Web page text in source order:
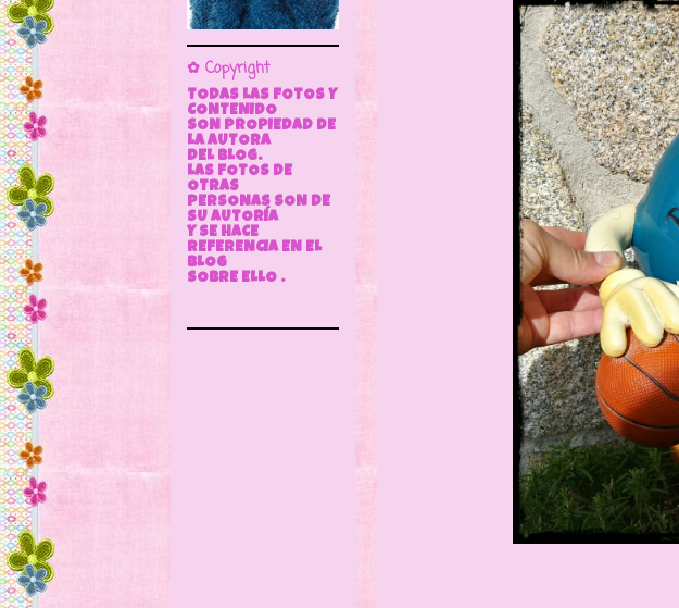
✿ Copyright
TODAS LAS FOTOS Y
CONTENIDO
SON PROPIEDAD DE
LA AUTORA
DEL BLOG.
LAS FOTOS DE
OTRAS
PERSONAS SON DE
SU AUTORÍA
Y SE HACE
REFERENCIA EN EL
BLOG
SOBRE ELLO .